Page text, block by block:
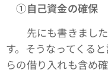
①自己資金の確保
先にも書きました
す。そうなってくる
らの借り入れも含め